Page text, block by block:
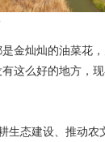
灿灿的油菜花，
这么好的地方，
态建设、推动农